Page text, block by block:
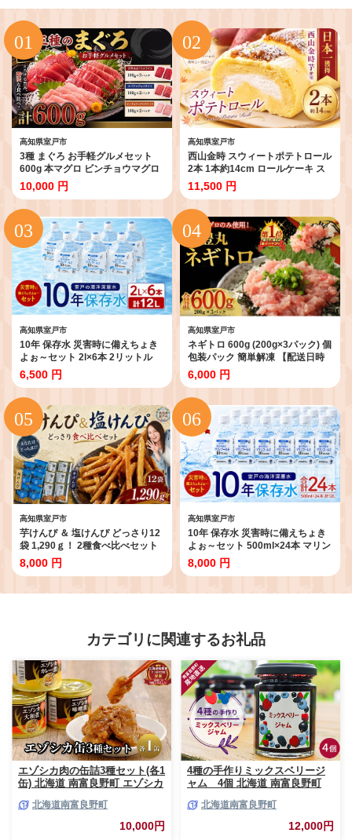
高知県室戸市
3種 まぐろ お手軽グルメセット
600g 本マグロ ビンチョウマグロ
メバチマグロ スライス 切り落と
し 切落し 訳あり わけあり 天然 鮪
刺身 刺し身 海鮮丼 漬け丼 食べ比
べ 魚 さかな 冷凍 小分け 便利
10000円 1万円 高知県 室戸市
10,000 円
高知県室戸市
西山金時 スウィートポテトロール
2本 1本約14cm ロールケーキ ス
イートポテト 国産 さつまいも ス
イーツ ケーキ 洋菓子 お菓子 デザ
ート クリスマス 贈答品 ギフト 冷
凍 プレゼント TV メディア グラン
プリ受賞 大賞受賞 故郷納税 【送
料無料】
11,500 円
高知県室戸市
10年 保存水 災害時に備えちょき
よぉ～セット 2l×6本 2リットル
2L マリンゴールド10years ミネ
ラルウォーター ペットボトル 長
期保存水 備蓄水 備蓄用 非常災害
備蓄用 災害用 小分け 人気 便利 み
ねらるうぉーたー 10000円 1万円
10,000円 以下 避難用品 防災グッ
ズ 防災 備蓄 災害 震災 高知県 室
戸市
6,500 円
高知県室戸市
ネギトロ 600g (200g×3パック) 個
包装パック 簡単解凍 【配送日時
指定可】 天然マグロ使用 ランキ
ング ねぎとろ丼 高品質 まぐろ マ
グロ 鮪 マグロ たたき まぐろたた
き まぐろのたたき 海鮮 魚介 魚 惣
菜 小分け 冷凍 個装 便利 簡単 自
然解凍 個食 父の日 一人暮らし お
手軽 どんぶり ねぎトロ
6,000 円
高知県室戸市
芋けんぴ ＆ 塩けんぴ どっさり12
袋 1,290ｇ！ 2種食べ比べセット
【スピード配送】海洋深層水仕込
み けんぴ ケンピ 芋けんぴ 芋ケン
ナック おかし お茶菓子 スイーツ
人気 おすすめ 美味しい お気に入
り 高知 手軽 簡単 8000円 送料無
料 高知県 室戸市
8,000 円
高知県室戸市
10年 保存水 災害時に備えちょき
よぉ～セット 500ml×24本 マリン
ゴールド10years ミネラルウォー
ター ペットボトル 長期保存水 備
用 小分け 人気 便利 みねらるうぉ
蓄 災害 震災 高知県 室戸市
8,000 円
カテゴリに関連するお礼品
エゾシカ肉の缶詰3種セット(各1
缶) 北海道 南富良野町 エゾシカ
合せ ジビエ 加工品 北海道産 国
産 おつまみ おかず 高たんぱく
低脂肪 鉄分 カレー 味噌 食べや
北海道南富良野町
10,000円
4種の手作りミックスベリージ
ャム 4個 北海道 南富良野町
合せ ブルーベリー てんさい糖
酸味 甘味 香り 甘酸っぱい 美味
北海道南富良野町
12,000円